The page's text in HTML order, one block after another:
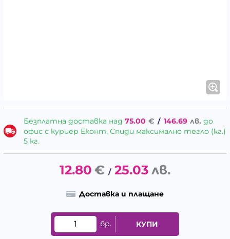
Безплатна доставка над 75.00 € / 146.69 лв. до
офис с куриер Еконт, Спиди максимално тегло (кг.)
5 кг.
12.80 € / 25.03 лв.
Доставка и плащане
бр. КУПИ